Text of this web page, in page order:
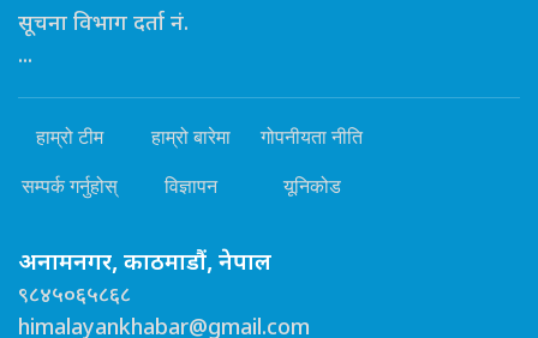
सूचना विभाग दर्ता नं.
...
हाम्रो टीम हाम्रो बारेमा गोपनीयता नीति
सम्पर्क गर्नुहोस् विज्ञापन यूनिकोड
अनामनगर, काठमाडौं, नेपाल
९८४५०६५८६८
himalayankhabar@gmail.com